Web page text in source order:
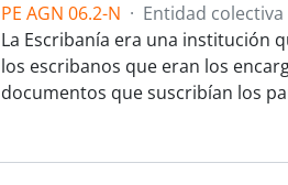
PE AGN 06.2-N · Entidad colectiva
La Escribanía era una institución
los escribanos que eran los
documentos que suscribían los